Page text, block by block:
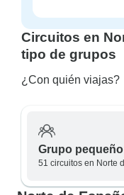
Circuitos en
tipo de grupos
¿Con quién viajas?
Grupo pequeño
51 circuitos en Norte